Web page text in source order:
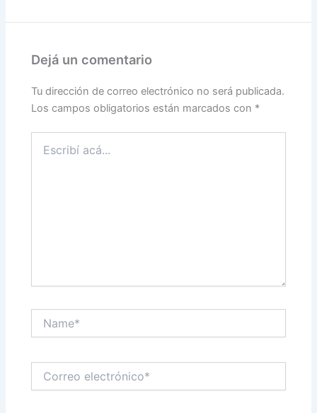
Dejá un comentario
Tu dirección de correo electrónico no será publicada.
Los campos obligatorios están marcados con *
acá...
electrónico*